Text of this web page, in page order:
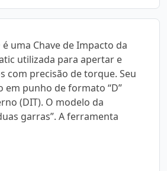
é uma Chave de Impacto da
utilizada para apertar e
com precisão de torque. Seu
em punho de formato “D”
(DIT). O modelo da
garras”. A ferramenta